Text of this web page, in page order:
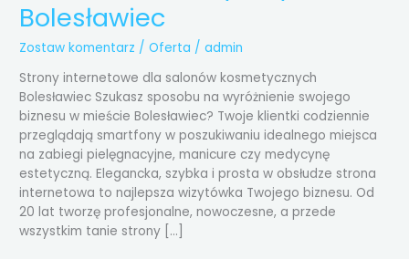
Bolesławiec
Zostaw komentarz /Oferta /admin
Strony internetowe dla salonów kosmetycznych
Bolesławiec Szukasz sposobu na wyróżnienie swojego
biznesu w mieście Bolesławiec? Twoje klientki codziennie
przeglądają smartfony w poszukiwaniu idealnego miejsca
na zabiegi pielęgnacyjne, manicure czy medycynę
estetyczną. Elegancka, szybka i prosta w obsłudze strona
internetowa to najlepsza wizytówka Twojego biznesu. Od
20 lat tworzę profesjonalne, nowoczesne, a przede
wszystkim tanie strony […]
salonów
kosmetycznych
Bolesławiec